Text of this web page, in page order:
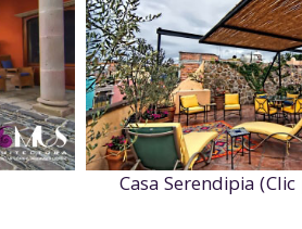
Casa Serendipia